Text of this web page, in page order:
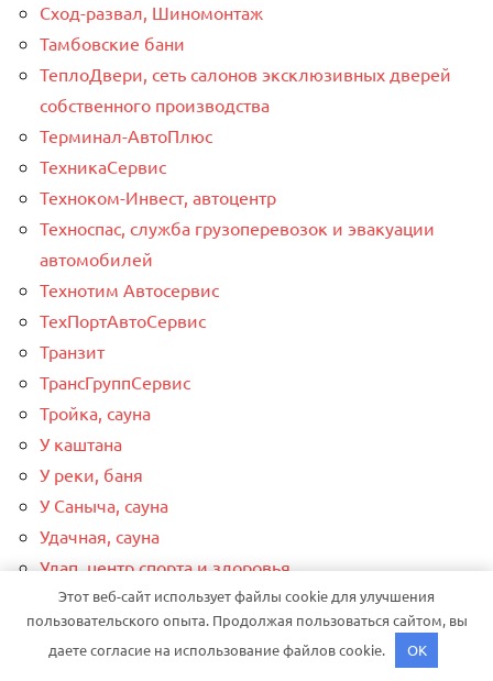
Сход-развал, Шиномонтаж
Тамбовские бани
ТеплоДвери, сеть салонов эксклюзивных дверей
собственного производства
Терминал-АвтоПлюс
ТехникаСервис
Техноком-Инвест, автоцентр
Техноспас, служба грузоперевозок и эвакуации
автомобилей
Технотим Автосервис
ТехПортАвтоСервис
Транзит
ТрансГруппСервис
Тройка, сауна
У каштана
У реки, баня
У Саныча, сауна
Удачная, сауна
Улап, центр спорта и здоровья
Улыбка Радуги
Усадьба, баня
Установочный центр Авторитет
Этот веб-сайт использует файлы cookie для улучшения
пользовательского опыта. Продолжая пользоваться сайтом, вы
даете согласие на использование файлов cookie.
OK